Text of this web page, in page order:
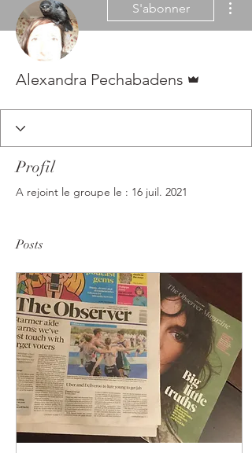
S'abonner
Alexandra Pechabadens
Profil
A rejoint le groupe le : 16 juil. 2021
Posts